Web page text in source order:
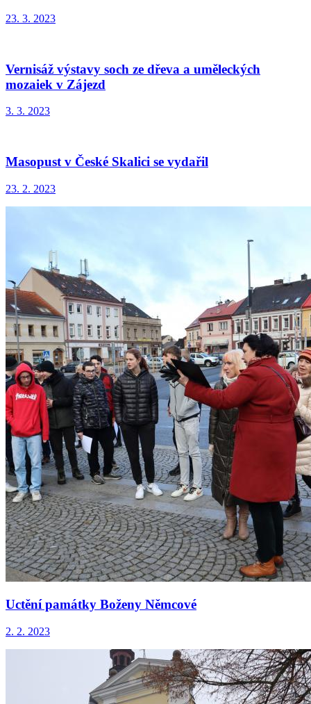
23. 3. 2023
Vernisáž výstavy soch ze dřeva a uměleckých
mozaiek v Zájezd
3. 3. 2023
Masopust v České Skalici se vydařil
23. 2. 2023
Uctění památky Boženy Němcové
2. 2. 2023